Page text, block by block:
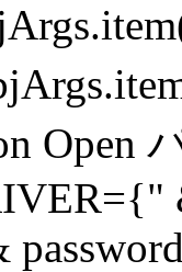
Open